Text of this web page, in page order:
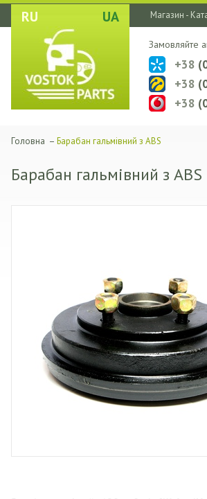
RU UA Магазин -
Замовляйте
+38
+38
+38
Головна – Барабан гальмівний з ABS
Барабан гальмівний з ABS